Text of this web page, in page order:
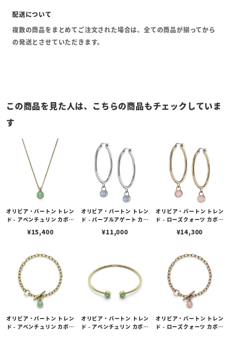
複数の商品をまとめてご注文された場合は、全ての商品が揃ってから
の発送とさせていただきます。
この商品を見た人は、こちらの商品もチェックしていま
す
オリビア・バートン トレン
ド - アベンチュリン カボシ
ーン ネックレス
¥15,400
オリビア・バートン トレン
ド - パープルアゲート カボ
トーン フープ ピアス
¥11,000
オリビア・バートン トレン
ド - ローズクォーツ カボシ
ムストーン フープ ピアス
¥14,300
オリビア・バートン トレン
ド - アベンチュリン カボシ
オリビア・バートン トレン
ド - アベンチュリン カボシ
オリビア・バートン トレン
ド - ローズクォーツ カボシ